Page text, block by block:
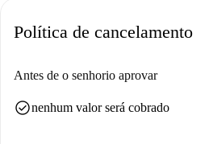
Política de cancelamento
Antes de o senhorio aprovar
check_circlenenhum valor será cobrado